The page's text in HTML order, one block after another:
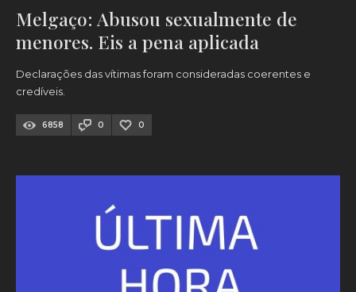
Melgaço: Abusou sexualmente de
menores. Eis a pena aplicada
Declarações das vítimas foram consideradas coerentes e
credíveis.
6858 0 0